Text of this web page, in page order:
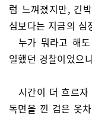
럼 느껴졌지만, 긴
심보다는 지금의 심
누가 뭐라고 해
일했던 경찰이었으
시간이 더 흐르
독면을 낀 검은 옷